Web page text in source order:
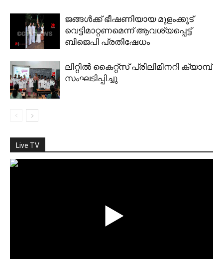
ജങ്ങള്‍ക്ക് ഭീഷണിയായ മുളംക്കൂട്
വെട്ടിമാറ്റണമെന്ന് ആവശ്യപ്പെട്ട്
ബിജെപി പ്രതിഷേധം
ലിറ്റില്‍ കൈറ്റ്‌സ് പ്രിലിമിനറി ക്യാമ്പ്
സംഘടിപ്പിച്ചു
Live TV